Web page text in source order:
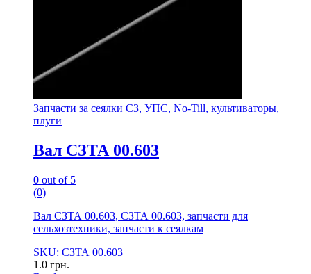
Запчасти за сеялки СЗ, УПС, No-Till, культиваторы,
плуги
Вал СЗТА 00.603
0 out of 5
(0)
Вал СЗТА 00.603, СЗТА 00.603, запчасти для
сельхозтехники, запчасти к сеялкам
SKU: СЗТА 00.603
1.0 грн.